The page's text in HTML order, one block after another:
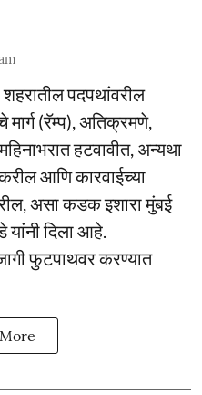
पदपथांवरील
(रॅम्प), अतिक्रमणे,
हटवावीत, अन्यथा
आणि कारवाईच्या
असा कडक इशारा मुंबई
यांनी दिला आहे.
फुटपाथवर करण्यात